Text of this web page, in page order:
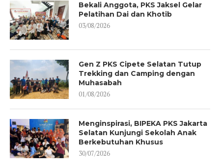
Bekali Anggota, PKS Jaksel Gelar
Pelatihan Dai dan Khotib
03/08/2026
Gen Z PKS Cipete Selatan Tutup
Trekking dan Camping dengan
Muhasabah
01/08/2026
Menginspirasi, BIPEKA PKS Jakarta
Selatan Kunjungi Sekolah Anak
Berkebutuhan Khusus
30/07/2026